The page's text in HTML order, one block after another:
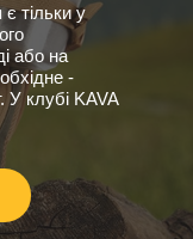
тільки у
або на
-
У клубі KAVA